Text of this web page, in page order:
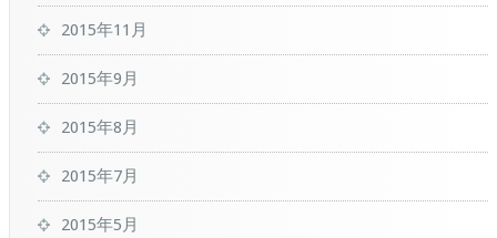
2015年11月
2015年9月
2015年8月
2015年7月
2015年5月